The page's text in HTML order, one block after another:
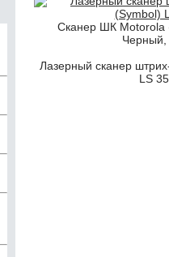
Сканер ШК Motorola
Черный,
Лазерный сканер
LS